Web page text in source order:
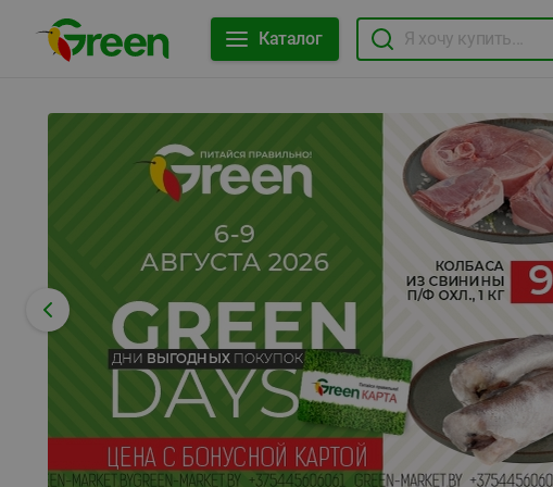
Каталог